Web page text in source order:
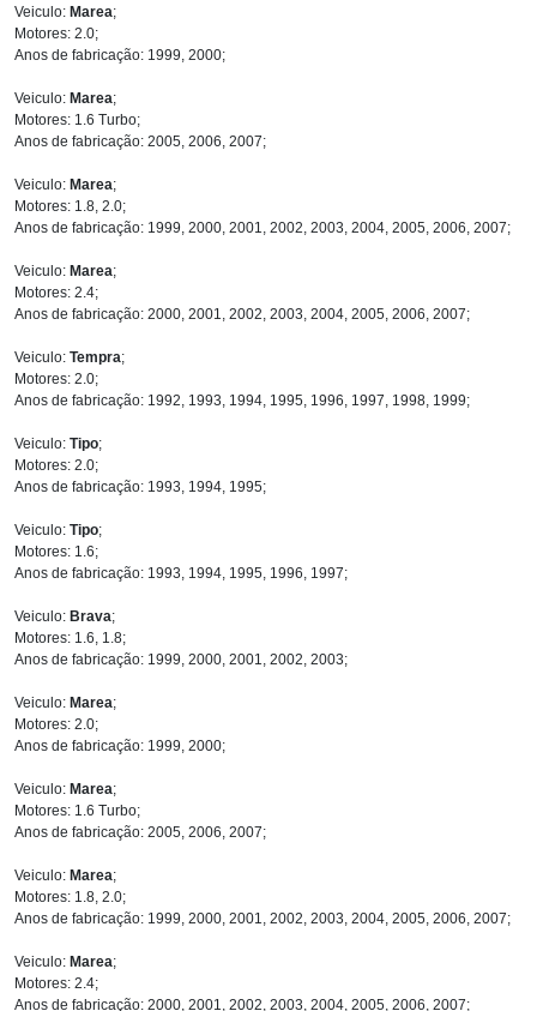
Veiculo: Marea;
Motores: 2.0;
Anos de fabricação: 1999, 2000;
Veiculo: Marea;
Motores: 1.6 Turbo;
Anos de fabricação: 2005, 2006, 2007;
Veiculo: Marea;
Motores: 1.8, 2.0;
Anos de fabricação: 1999, 2000, 2001, 2002, 2003, 2004, 2005, 2006, 2007;
Veiculo: Marea;
Motores: 2.4;
Anos de fabricação: 2000, 2001, 2002, 2003, 2004, 2005, 2006, 2007;
Veiculo: Tempra;
Motores: 2.0;
Anos de fabricação: 1992, 1993, 1994, 1995, 1996, 1997, 1998, 1999;
Veiculo: Tipo;
Motores: 2.0;
Anos de fabricação: 1993, 1994, 1995;
Veiculo: Tipo;
Motores: 1.6;
Anos de fabricação: 1993, 1994, 1995, 1996, 1997;
Veiculo: Brava;
Motores: 1.6, 1.8;
Anos de fabricação: 1999, 2000, 2001, 2002, 2003;
Veiculo: Marea;
Motores: 2.0;
Anos de fabricação: 1999, 2000;
Veiculo: Marea;
Motores: 1.6 Turbo;
Anos de fabricação: 2005, 2006, 2007;
Veiculo: Marea;
Motores: 1.8, 2.0;
Anos de fabricação: 1999, 2000, 2001, 2002, 2003, 2004, 2005, 2006, 2007;
Veiculo: Marea;
Motores: 2.4;
Anos de fabricação: 2000, 2001, 2002, 2003, 2004, 2005, 2006, 2007;